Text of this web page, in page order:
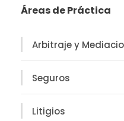
Áreas de Práctica
Arbitraje y
Seguros
Litigios